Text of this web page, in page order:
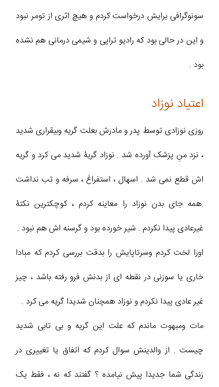
سونوگرافی برایش درخواست کردم و هیچ اثری از تومر نبود
و این در حالی بود که رادیو تراپی و شیمی درمانی هم نشده
بود .
اعتیاد نوزاد
روزی نوزادی توسط پدر و مادرش بعلت گریه وبیقراری شدید
، نزد منِ پزشک آورده شد . نوزاد گریۀ شدید می کرد و گریه
اش قطع نمی شد . اسهال ، استفراغ ، سرفه و تب نداشت
.همه جای بدن نوزاد را معاینه کردم ، کوچکترین نکتۀ
غیرعادی پیدا نکردم . شیر خورده بود و گرسنه اش هم نبود .
اورا لخت کردم وسرتاپایش را بدقت بررسی کردم که مبادا
خاری یا سوزنی در نقطه ای از بدنش فرو رفته باشد ، چیز
غیر عادی پیدا نکردم و نوزاد همچنان شدیدا گریه می کرد .
مات ومبهوت ماندم که علت این گریه و بی تابی شدید
چیست . از والدینش سوال کردم که اتفاق یا تغییری در
زندگی شما جدیدا پیش نیامده ؟ گفتند که نه ، فقط یک